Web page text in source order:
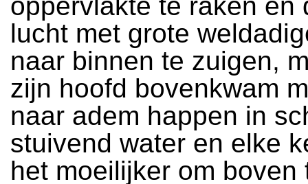
lucht met grote
naar binnen te zuigen,
zijn hoofd bovenkwam
naar adem happen in
stuivend water en elke
het moeilijker om boven